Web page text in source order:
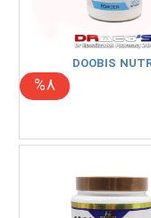
DOOBIS
%8